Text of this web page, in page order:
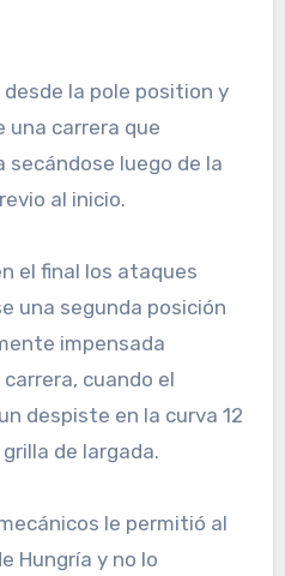
la pole position y
una carrera que
secándose luego de la
al inicio.
el final los ataques
una segunda posición
impensada
cuando el
despiste en la curva 12
de largada.
le permitió al
Hungría y no lo